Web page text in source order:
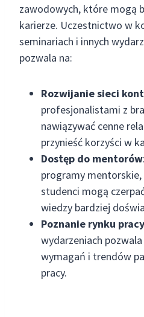
zawodowych, które mogą
karierze. Uczestnictwo w
seminariach i innych
pozwala na:
Rozwijanie sieci
profesjonalistami z
nawiązywać cenne
przynieść korzyści w
Dostęp do mentorów
programy
studenci mogą
wiedzy bardziej
Poznanie rynku pracy
wydarzeniach
wymagań i trendów
pracy.